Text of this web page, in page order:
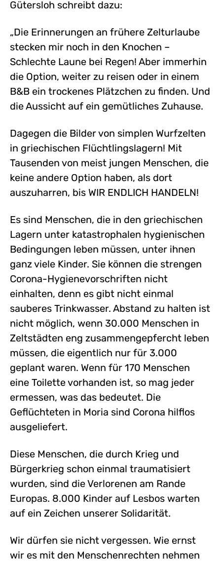
Gütersloh schreibt dazu:
„Die Erinnerungen an frühere Zelturlaube
stecken mir noch in den Knochen –
Schlechte Laune bei Regen! Aber immerhin
die Option, weiter zu reisen oder in einem
B&B ein trockenes Plätzchen zu finden. Und
die Aussicht auf ein gemütliches Zuhause.
Dagegen die Bilder von simplen Wurfzelten
in griechischen Flüchtlingslagern! Mit
Tausenden von meist jungen Menschen, die
keine andere Option haben, als dort
auszuharren, bis WIR ENDLICH HANDELN!
Es sind Menschen, die in den griechischen
Lagern unter katastrophalen hygienischen
Bedingungen leben müssen, unter ihnen
ganz viele Kinder. Sie können die strengen
Corona-Hygienevorschriften nicht
einhalten, denn es gibt nicht einmal
sauberes Trinkwasser. Abstand zu halten ist
nicht möglich, wenn 30.000 Menschen in
Zeltstädten eng zusammengepfercht leben
müssen, die eigentlich nur für 3.000
geplant waren. Wenn für 170 Menschen
eine Toilette vorhanden ist, so mag jeder
ermessen, was das bedeutet. Die
Geflüchteten in Moria sind Corona hilflos
ausgeliefert.
Diese Menschen, die durch Krieg und
Bürgerkrieg schon einmal traumatisiert
wurden, sind die Verlorenen am Rande
Europas. 8.000 Kinder auf Lesbos warten
auf ein Zeichen unserer Solidarität.
Wir dürfen sie nicht vergessen. Wie ernst
wir es mit den Menschenrechten nehmen